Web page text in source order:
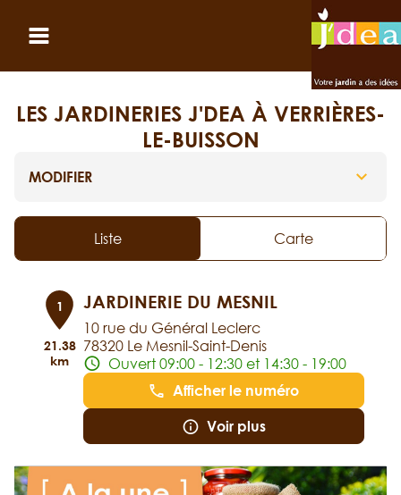
LES JARDINERIES J'DEA À VERRIÈRES-
LE-BUISSON
MODIFIER
Liste Carte
1
21.38
km
JARDINERIE DU MESNIL
10 rue du Général Leclerc
78320 Le Mesnil-Saint-Denis
Ouvert 09:00 - 12:30 et 14:30 - 19:00
Afficher le numéro
Voir plus